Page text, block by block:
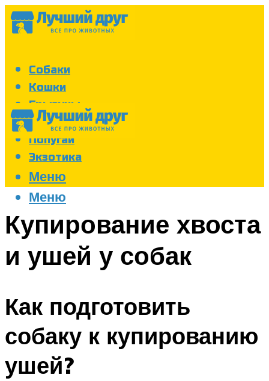
Собаки
Кошки
Грызуны
Аквариум
Попугаи
Экзотика
Меню
Меню
Купирование хвоста
и ушей у собак
Как подготовить
собаку к купированию
ушей?